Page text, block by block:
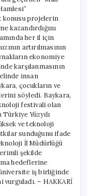
konusu projelerin
kazandırdığını
her il için
artırılmasının
ekonomiye
karşılanmasının
insan
çocukların ve
söyledi. Baykara,
festivali olan
Yüzyılı
ve teknoloji
sunduğunu ifade
İl Müdürlüğü
şekilde
hedeflerine
iş birliğinde
vurguladı. – HAKKARİ